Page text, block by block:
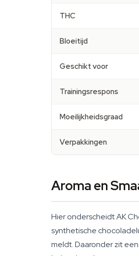
THC
Bloeitijd
Geschikt voor
Trainingsrespons
Moeilijkheidsgraad
Verpakkingen
Aroma en
Hier onderscheidt AK
synthetische
meldt. Daaronder zit